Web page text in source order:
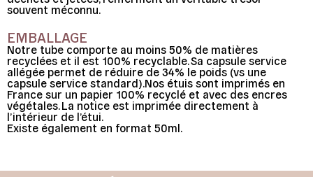
souvent méconnu.
EMBALLAGE
Notre tube comporte au moins 50% de matières
recyclées et il est 100% recyclable. Sa capsule service
allégée permet de réduire de 34% le poids (vs une
capsule service standard).Nos étuis sont imprimés en
France sur un papier 100% recyclé et avec des encres
végétales. La notice est imprimée directement à
l’intérieur de l’étui.
Existe également en format 50ml.